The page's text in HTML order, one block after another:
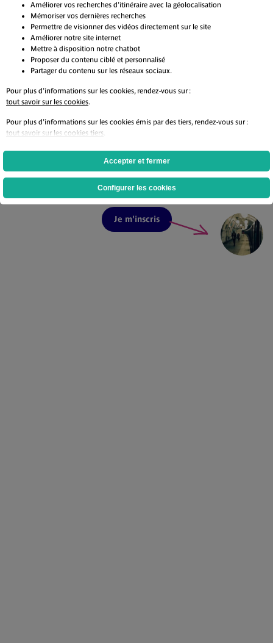
1 min de lecture
En savoir plus
Ne ratez aucune actualité
grâce ànotre newsletter
La newsletter qui vous
transporte au quotidien !
Je m'inscris
Améliorer vos recherches d'itinéraire avec la géolocalisation
Mémoriser vos dernières recherches
Permettre de visionner des vidéos directement sur le site
Améliorer notre site internet
Mettre à disposition notre chatbot
Proposer du contenu ciblé et personnalisé
Partager du contenu sur les réseaux sociaux.
Pour plus d'informations sur les cookies, rendez-vous sur :
tout savoir sur les cookies.
Pour plus d'informations sur les cookies émis par des tiers, rendez-vous sur :
tout savoir sur les cookies tiers
Configurer les cookies
Accepter et fermer